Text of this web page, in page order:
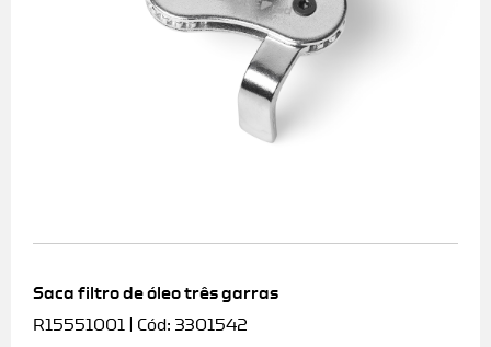
Saca filtro de óleo três garras
R15551001 | Cód: 3301542